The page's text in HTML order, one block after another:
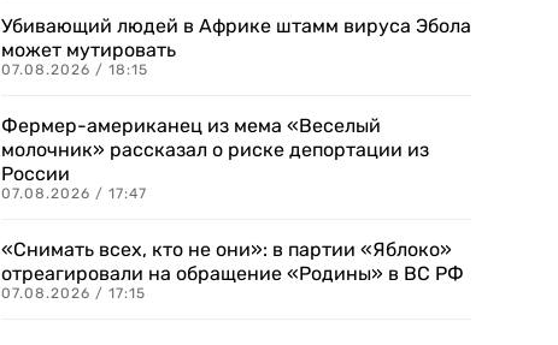
Убивающий людей в Африке штамм вируса Эбола
может мутировать
07.08.2026 / 18:15
Фермер-американец из мема «Веселый
молочник» рассказал о риске депортации из
России
07.08.2026 / 17:47
«Снимать всех, кто не они»: в партии «Яблоко»
отреагировали на обращение «Родины» в ВС РФ
07.08.2026 / 17:15